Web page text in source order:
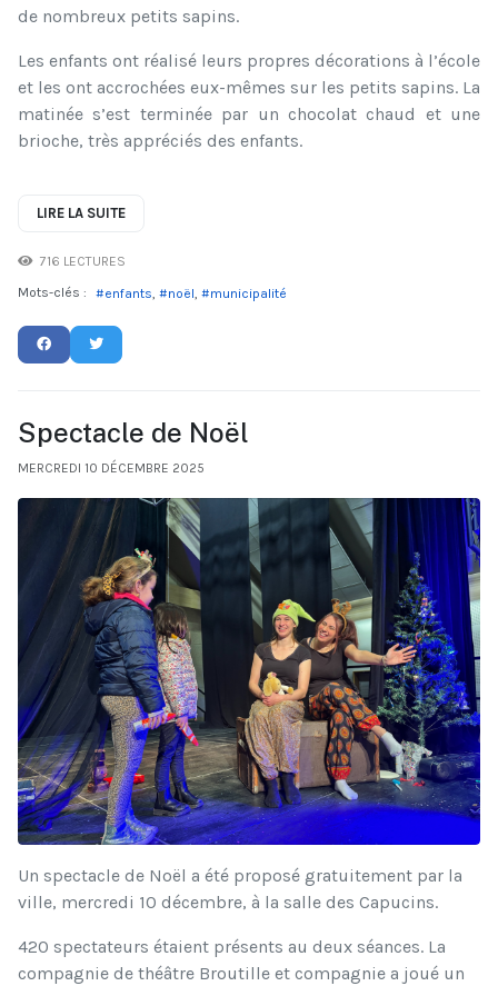
de nombreux petits sapins.
Les enfants ont réalisé leurs propres décorations à l’école
et les ont accrochées eux-mêmes sur les petits sapins. La
matinée s’est terminée par un chocolat chaud et une
brioche, très appréciés des enfants.
LIRE LA SUITE
716 LECTURES
Mots-clés :
enfants noël municipalité
Spectacle de Noël
MERCREDI 10 DÉCEMBRE 2025
Un spectacle de Noël a été proposé gratuitement par la
ville, mercredi 10 décembre, à la salle des Capucins.
420 spectateurs étaient présents au deux séances. La
compagnie de théâtre Broutille et compagnie a joué un